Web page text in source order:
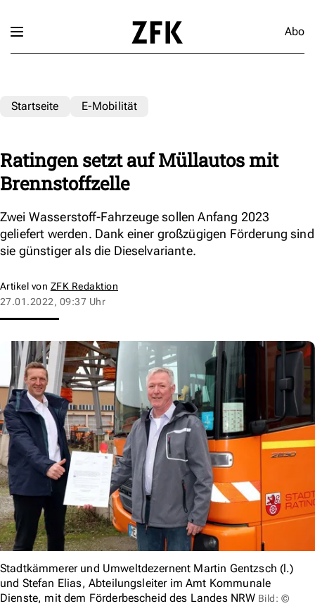
Abo
Startseite E-Mobilität
Ratingen setzt auf Müllautos mit
Brennstoffzelle
Zwei Wasserstoff-Fahrzeuge sollen Anfang 2023
geliefert werden. Dank einer großzügigen Förderung sind
sie günstiger als die Dieselvariante.
Artikel von ZFK Redaktion
27.01.2022, 09:37 Uhr
Stadtkämmerer und Umweltdezernent Martin Gentzsch (l.)
und Stefan Elias, Abteilungsleiter im Amt Kommunale
Dienste, mit dem Förderbescheid des Landes NRW Bild: ©